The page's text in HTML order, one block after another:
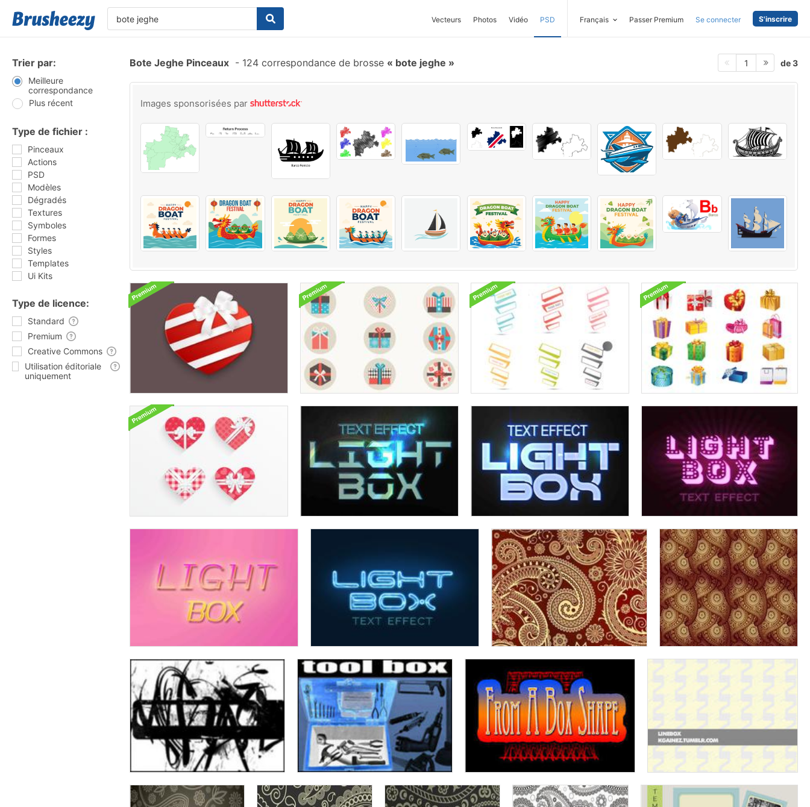
Vecteurs Photos Vidéo PSD Français Passer Premium Se connecter S'inscrire
Trier par:
Meilleure
correspondance
Plus récent
Type de fichier :
Pinceaux
Actions
PSD
Modèles
Dégradés
Textures
Symboles
Formes
Styles
Templates
Ui Kits
Type de licence:
Standard
Premium
Creative Commons
Utilisation éditoriale
uniquement
Bote Jeghe Pinceaux - 124 correspondance de brosse bote jeghe 1 de 3
Images sponsorisées par